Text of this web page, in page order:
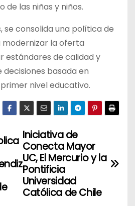
de las niñas y niños.
se consolida una política de
modernizar la oferta
estándares de calidad y
basada en
nivel educativo.
Iniciativa de
Conecta Mayor
UC, El Mercurio y la
Pontificia
Universidad
Católica de Chile